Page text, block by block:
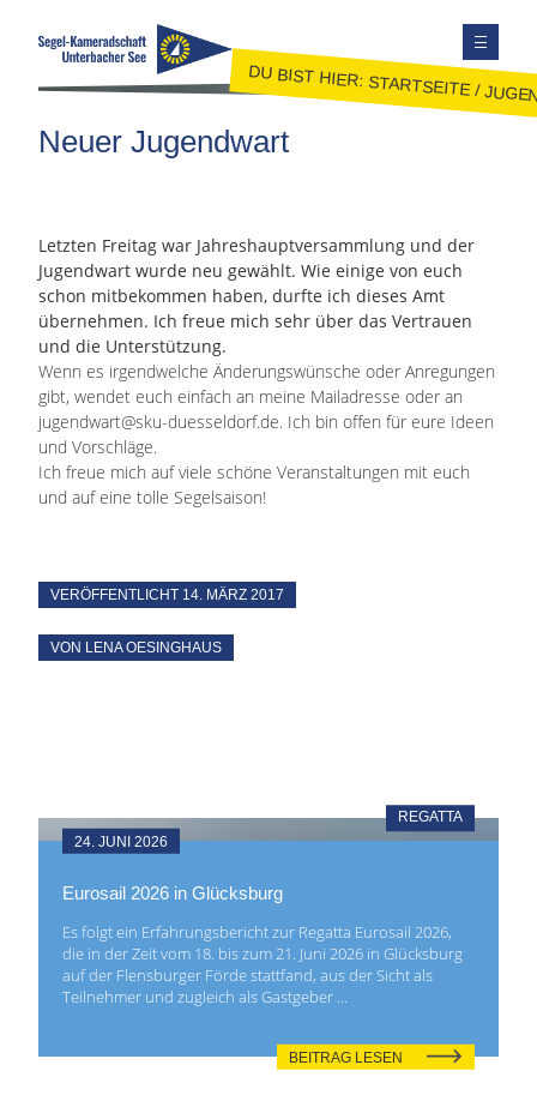
JOLLENSEGELN
FAHRTENSEGELN
MITGLIEDER
KONTAKT
SEITE DURCHSUCHEN
FACEBOOK
INSTAGRAM
DU BIST HIER:STARTSEITE/
Neuer Jugendwart
Letzten Freitag war Jahreshauptversammlung und der
Jugendwart wurde neu gewählt. Wie einige von euch
schon mitbekommen haben, durfte ich dieses Amt
übernehmen. Ich freue mich sehr über das Vertrauen
und die Unterstützung.
Wenn es irgendwelche Änderungswünsche oder Anregungen
gibt, wendet euch einfach an meine Mailadresse oder an
jugendwart@sku-duesseldorf.de. Ich bin offen für eure Ideen
und Vorschläge.
Ich freue mich auf viele schöne Veranstaltungen mit euch
und auf eine tolle Segelsaison!
VERÖFFENTLICHT 14. MÄRZ 2017
VON LENA OESINGHAUS
REGATTA
24. JUNI 2026
Eurosail 2026 in Glücksburg
Es folgt ein Erfahrungsbericht zur Regatta Eurosail 2026,
die in der Zeit vom 18. bis zum 21. Juni 2026 in Glücksburg
auf der Flensburger Förde stattfand, aus der Sicht als
Teilnehmer und zugleich als Gastgeber …
BEITRAG LESEN